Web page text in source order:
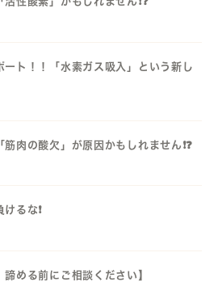
ト！！「水素ガス吸入」という新し
肉の酸欠」が原因かもしれません❗️❓️
るな❗️
める前にご相談ください】